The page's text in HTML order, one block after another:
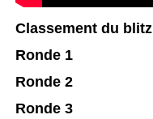
Classement du blitz
Ronde 1
Ronde 2
Ronde 3